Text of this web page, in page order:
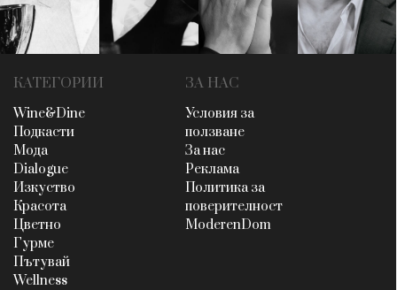
КАТЕГОРИИ
Wine&Dine
Подкасти
Мода
Dialogue
Изкуство
Красота
Цветно
Гурме
Пътувай
Wellness
ЗА НАС
Условия за
ползване
За нас
Реклама
Политика за
поверителност
ModerenDom